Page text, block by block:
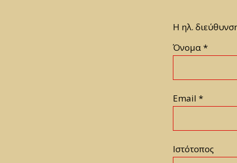
Η ηλ.
Όνομα*
Email *
Ιστότοπος